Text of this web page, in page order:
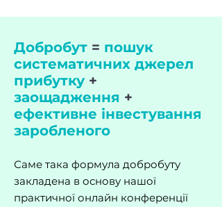
Добробут = пошук
систематичних джерел
прибутку +
заощадження +
ефективне інвестування
заробленого
Саме така формула добробуту
закладена в основу нашої
практичної онлайн конференції